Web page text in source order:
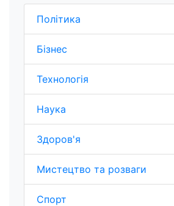
Політика
Бізнес
Технологія
Наука
Здоров'я
Мистецтво та розваги
Спорт